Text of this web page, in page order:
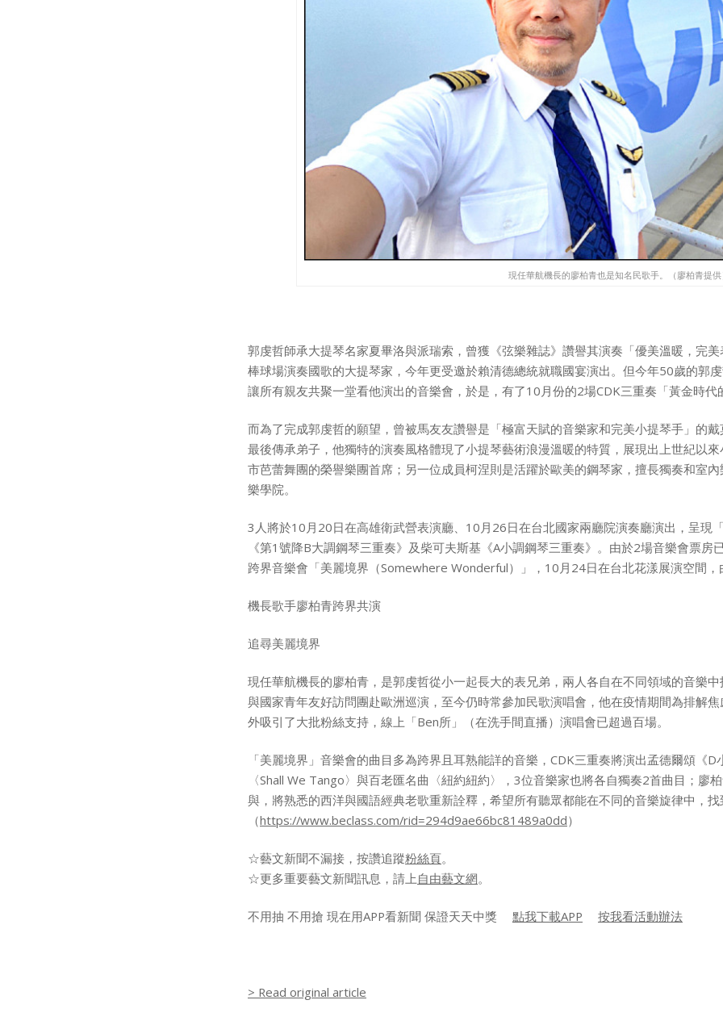
現任華航機長的廖柏青也是知名民歌手。（廖柏青提供
郭虔哲師承大提琴名家夏畢洛與派瑞索，曾獲《弦樂雜誌》讚譽其演奏「優美溫暖，完
棒球場演奏國歌的大提琴家，今年更受邀於賴清德總統就職國宴演出。但今年50歲的郭
讓所有親友共聚一堂看他演出的音樂會，於是，有了10月份的2場CDK三重奏「黃金時
而為了完成郭虔哲的願望，曾被馬友友讚譽是「極富天賦的音樂家和完美小提琴手」的
最後傳承弟子，他獨特的演奏風格體現了小提琴藝術浪漫溫暖的特質，展現出上世紀以
市芭蕾舞團的榮譽樂團首席；另一位成員柯涅則是活躍於歐美的鋼琴家，擅長獨奏和室
樂學院。
3人將於10月20日在高雄衛武營表演廳、10月26日在台北國家兩廳院演奏廳演出，呈現
《第1號降B大調鋼琴三重奏》及柴可夫斯基《A小調鋼琴三重奏》。由於2場音樂會票
跨界音樂會「美麗境界（Somewhere Wonderful）」，10月24日在台北花漾展演空間
機長歌手廖柏青跨界共演
追尋美麗境界
現任華航機長的廖柏青，是郭虔哲從小一起長大的表兄弟，兩人各自在不同領域的音樂
與國家青年友好訪問團赴歐洲巡演，至今仍時常參加民歌演唱會，他在疫情期間為排解
外吸引了大批粉絲支持，線上「Ben所」（在洗手間直播）演唱會已超過百場。
「美麗境界」音樂會的曲目多為跨界且耳熟能詳的音樂，CDK三重奏將演出孟德爾頌《
〈Shall We Tango〉與百老匯名曲〈紐約紐約〉，3位音樂家也將各自獨奏2首曲目；廖
與，將熟悉的西洋與國語經典老歌重新詮釋，希望所有聽眾都能在不同的音樂旋律中，
（https://www.beclass.com/rid=294d9ae66bc81489a0dd）
☆藝文新聞不漏接，按讚追蹤粉絲頁。
☆更多重要藝文新聞訊息，請上 自由藝文網。
不用抽 不用搶 現在用APP看新聞 保證天天中獎 點我下載APP 按我看活動辦法
> Read original article